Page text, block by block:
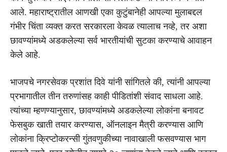
आले. महाराष्ट्रातील आणखी एका कुटुंबानेही आपल्या मुलाबद्दल
गंभीर चिंता व्यक्त करत सरकारला केवळ त्यालाच नव्हे, तर अशा
छावण्यांमध्ये अडकलेल्या सर्व भारतीयांची सुटका करण्याचे आवाहन
केले आहे.
भाजपचे नगरसेवक प्रशांत दिवे यांनी सांगितले की, त्यांनी आपल्या
प्रभागातील तीन तरुणांसह काही पीडितांशी संवाद साधला आहे.
त्यांच्या म्हणण्यानुसार, छावण्यांमध्ये अडकलेल्या लोकांना बनावट
फेसबुक खाती तयार करण्यास, ऑनलाइन मैत्री करण्यास आणि
लोकांना क्रिप्टोकरन्सी गुंतवणुकीच्या नावाखाली फसवण्यास भाग